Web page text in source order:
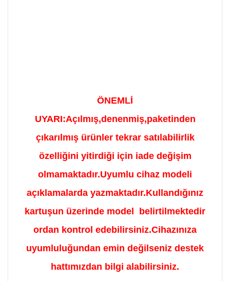
ÖNEMLİ
UYARI:Açılmış,denenmiş,paketinden
çıkarılmış ürünler tekrar satılabilirlik
özelliğini yitirdiği için iade değişim
olmamaktadır.Uyumlu cihaz modeli
açıklamalarda yazmaktadır.Kullandığınız
kartuşun üzerinde model belirtilmektedir
ordan kontrol edebilirsiniz.Cihazınıza
uyumluluğundan emin değilseniz destek
hattımızdan bilgi alabilirsiniz.